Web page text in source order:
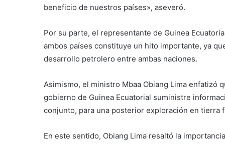
beneficio de nuestros países», aseveró.
Por su parte, el representante de Guinea
ambos países constituye un hito importante, ya
desarrollo petrolero entre ambas naciones.
Asimismo, el ministro Mbaa Obiang Lima
gobierno de Guinea Ecuatorial suministre
conjunto, para una posterior exploración en tierra
En este sentido, Obiang Lima resaltó la